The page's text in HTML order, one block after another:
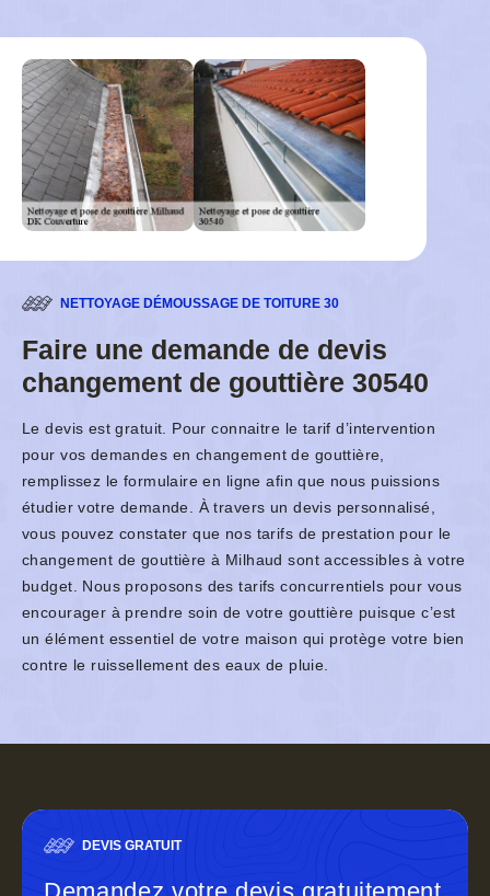
NETTOYAGE DÉMOUSSAGE DE TOITURE 30
Faire une demande de devis
changement de gouttière 30540
Le devis est gratuit. Pour connaitre le tarif d’intervention
pour vos demandes en changement de gouttière,
remplissez le formulaire en ligne afin que nous puissions
étudier votre demande. À travers un devis personnalisé,
vous pouvez constater que nos tarifs de prestation pour le
changement de gouttière à Milhaud sont accessibles à votre
budget. Nous proposons des tarifs concurrentiels pour vous
encourager à prendre soin de votre gouttière puisque c’est
un élément essentiel de votre maison qui protège votre bien
contre le ruissellement des eaux de pluie.
DEVIS GRATUIT